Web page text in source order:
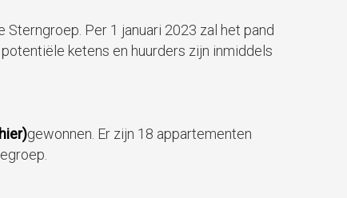
Per 1 januari 2023 zal het pand
ketens en huurders zijn inmiddels
gewonnen. Er zijn 18 appartementen